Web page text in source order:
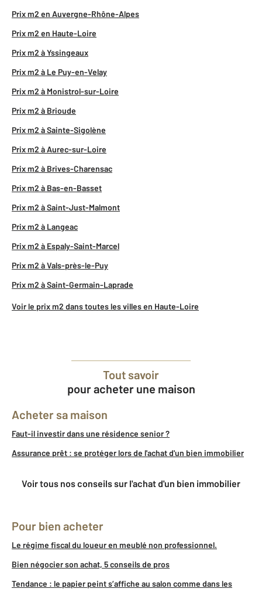
Prix m2 en Auvergne-Rhône-Alpes
Prix m2 en Haute-Loire
Prix m2 à Yssingeaux
Prix m2 à Le Puy-en-Velay
Prix m2 à Monistrol-sur-Loire
Prix m2 à Brioude
Prix m2 à Sainte-Sigolène
Prix m2 à Aurec-sur-Loire
Prix m2 à Brives-Charensac
Prix m2 à Bas-en-Basset
Prix m2 à Saint-Just-Malmont
Prix m2 à Langeac
Prix m2 à Espaly-Saint-Marcel
Prix m2 à Vals-près-le-Puy
Prix m2 à Saint-Germain-Laprade
Voir le prix m2 dans toutes les villes en Haute-Loire
Tout savoir
pour acheter une maison
Acheter sa maison
Faut-il investir dans une résidence senior ?
Assurance prêt : se protéger lors de l'achat d'un bien immobilier
Voir tous nos conseils sur l'achat d'un bien immobilier
Pour bien acheter
Le régime fiscal du loueur en meublé non professionnel.
Bien négocier son achat, 5 conseils de pros
Tendance : le papier peint s’affiche au salon comme dans les